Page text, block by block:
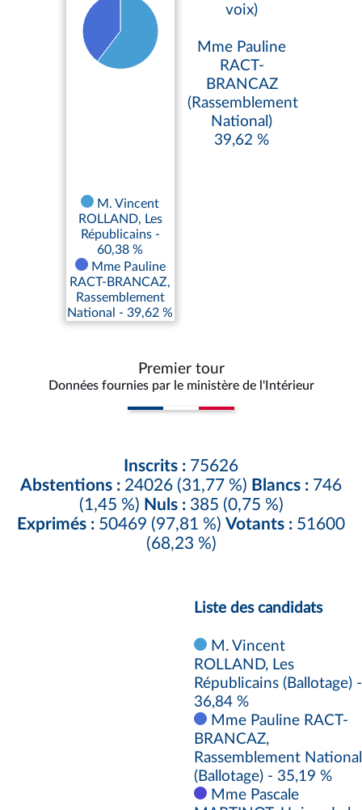
M. Vincent
ROLLAND, Les
Républicains -
60,38 %
Mme Pauline
RACT-BRANCAZ,
Rassemblement
National - 39,62 %
voix)
Mme Pauline
RACT-
BRANCAZ
(Rassemblement
National)
39,62 %
Premier tour
Données fournies par le ministère de l'Intérieur
Inscrits : 75626
Abstentions : 24026 (31,77 %) Blancs : 746
(1,45 %) Nuls :385 (0,75 %)
Exprimés : 50469 (97,81 %) Votants : 51600
(68,23 %)
Liste des candidats
M. Vincent
ROLLAND, Les
Républicains (Ballotage) -
36,84 %
Mme Pauline RACT-
BRANCAZ,
Rassemblement National
(Ballotage) - 35,19 %
Mme Pascale